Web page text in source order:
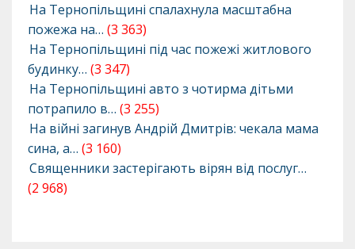
На Тернопільщині спалахнула масштабна
пожежа на… (3 363)
На Тернопільщині під час пожежі житлового
будинку… (3 347)
На Тернопільщині авто з чотирма дітьми
потрапило в… (3 255)
На війні загинув Андрій Дмитрів: чекала мама
сина, а… (3 160)
Священники застерігають вірян від послуг…
(2 968)